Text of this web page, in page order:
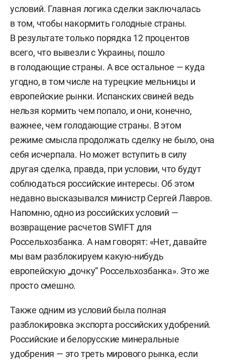
условий. Главная логика сделки заключалась
в том, чтобы накормить голодные страны.
В результате только порядка 12 процентов
всего, что вывезли с Украины, пошло
в голодающие страны. А все остальное — куда
угодно, в том числе на турецкие мельницы и
европейские рынки. Испанских свиней ведь
нельзя кормить чем попало, и они, конечно,
важнее, чем голодающие страны. В этом
режиме смысла продолжать сделку не было, она
себя исчерпала. Но может вступить в силу
другая сделка, правда, при условии, что будут
соблюдаться российские интересы. Об этом
недавно высказывался министр Сергей Лавров.
Напомню, одно из российских условий —
возвращение расчетов SWIFT для
Россельхозбанка. А нам говорят: «Нет, давайте
мы вам разблокируем какую-нибудь
европейскую „дочку“ Россельхозбанка». Это же
просто смешно.
Также одним из условий была полная
разблокировка экспорта российских удобрений.
Российские и белорусские минеральные
удобрения — это треть мирового рынка, если